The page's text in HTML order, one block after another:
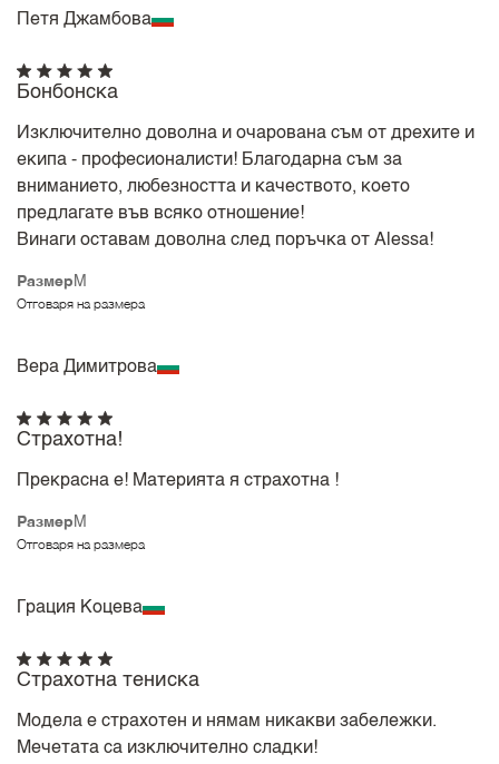
Петя Джамбова
Размер M
Отговаря на размера
Бонбонска
Изключително доволна и очарована съм от дрехите и
екипа - професионалисти! Благодарна съм за
вниманието, любезността и качеството, което
предлагате във всяко отношение!
Винаги оставам доволна след поръчка от Alessa!
Вера Димитрова
Размер M
Отговаря на размера
Страхотна!
Прекрасна е! Материята я страхотна !
Грация Коцева
Страхотна тениска
Модела е страхотен и нямам никакви забележки.
Мечетата са изключително сладки!